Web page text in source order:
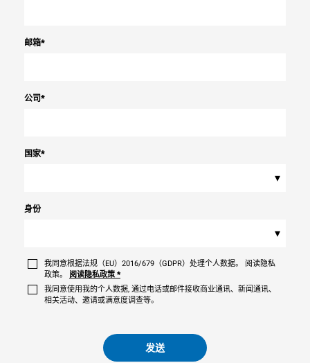
邮箱*
公司*
国家*
▾
身份
▾
我同意根据法规（EU）2016/679（GDPR）处理个人数据。 阅读隐私
政策。
阅读隐私政策 *
我同意使用我的个人数据, 通过电话或邮件接收商业通讯、新闻通讯、
相关活动、邀请或满意度调查等。
发送